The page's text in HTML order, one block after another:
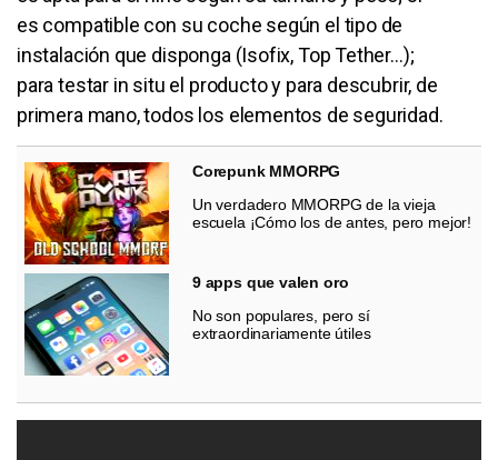
es compatible con su coche según el tipo de
instalación que disponga (Isofix, Top Tether…);
para testar in situ el producto y para descubrir, de
primera mano, todos los elementos de seguridad.
Corepunk MMORPG
Un verdadero MMORPG de la vieja
escuela ¡Cómo los de antes, pero mejor!
9 apps que valen oro
No son populares, pero sí
extraordinariamente útiles